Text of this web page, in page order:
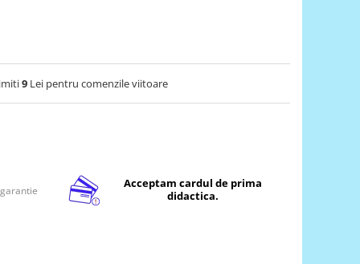
9 Lei pentru comenzile viitoare
Acceptam cardul de prima
didactica.